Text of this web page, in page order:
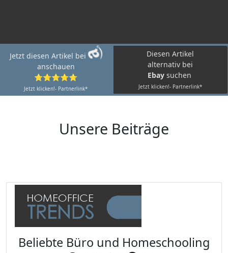
Jetzt diesen Artikel bei
anschauen
⭐⭐⭐⭐⭐
Jetzt klicken!- Partnerlink*
Diesen Artikel
alternativ bei
Ebay suchen
Jetzt klicken!- Partnerlink*
Unsere Beiträge
Beliebte Büro und Homeschooling